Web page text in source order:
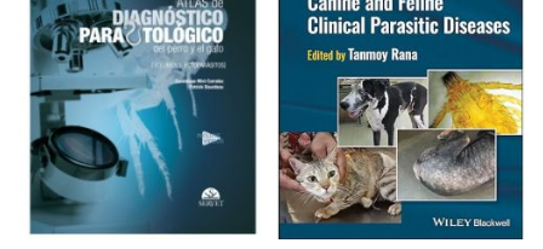
DE
DESEJOS
DE
DESEJOS